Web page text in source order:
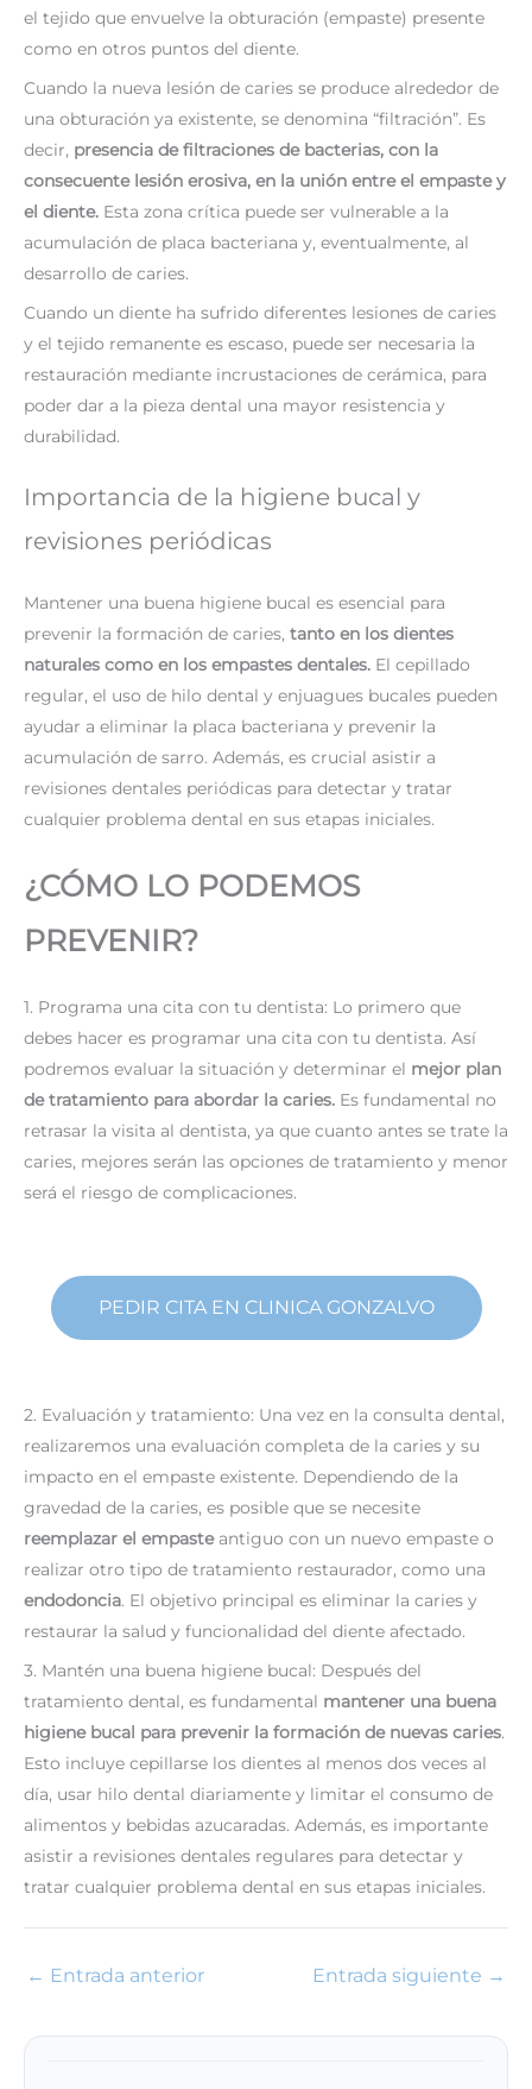
el tejido que envuelve la obturación (empaste) presente
como en otros puntos del diente.
Cuando la nueva lesión de caries se produce alrededor de
una obturación ya existente, se denomina “filtración”. Es
decir, presencia de filtraciones de bacterias, con la
consecuente lesión erosiva, en la unión entre el empaste y
el diente. Esta zona crítica puede ser vulnerable a la
acumulación de placa bacteriana y, eventualmente, al
desarrollo de caries.
Cuando un diente ha sufrido diferentes lesiones de caries
y el tejido remanente es escaso, puede ser necesaria la
restauración mediante incrustaciones de cerámica, para
poder dar a la pieza dental una mayor resistencia y
durabilidad.
Importancia de la higiene bucal y
revisiones periódicas
Mantener una buena higiene bucal es esencial para
prevenir la formación de caries, tanto en los dientes
naturales como en los empastes dentales. El cepillado
regular, el uso de hilo dental y enjuagues bucales pueden
ayudar a eliminar la placa bacteriana y prevenir la
acumulación de sarro. Además, es crucial asistir a
revisiones dentales periódicas para detectar y tratar
cualquier problema dental en sus etapas iniciales.
¿CÓMO LO PODEMOS
PREVENIR?
1. Programa una cita con tu dentista: Lo primero que
debes hacer es programar una cita con tu dentista. Así
podremos evaluar la situación y determinar el mejor plan
de tratamiento para abordar la caries. Es fundamental no
retrasar la visita al dentista, ya que cuanto antes se trate la
caries, mejores serán las opciones de tratamiento y menor
será el riesgo de complicaciones.
PEDIR CITA EN CLINICA GONZALVO
2. Evaluación y tratamiento: Una vez en la consulta dental,
realizaremos una evaluación completa de la caries y su
impacto en el empaste existente. Dependiendo de la
gravedad de la caries, es posible que se necesite
reemplazar el empasteantiguo con un nuevo empaste o
realizar otro tipo de tratamiento restaurador, como una
endodoncia. El objetivo principal es eliminar la caries y
restaurar la salud y funcionalidad del diente afectado.
3. Mantén una buena higiene bucal: Después del
tratamiento dental, es fundamental mantener una buena
higiene bucal para prevenir la formación de nuevas caries.
Esto incluye cepillarse los dientes al menos dos veces al
día, usar hilo dental diariamente y limitar el consumo de
alimentos y bebidas azucaradas. Además, es importante
asistir a revisiones dentales regulares para detectar y
tratar cualquier problema dental en sus etapas iniciales.
← Entrada anterior Entrada siguiente →